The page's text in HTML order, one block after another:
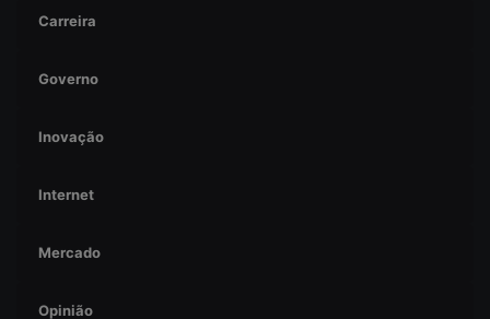
Carreira
Governo
Inovação
Internet
Mercado
Opinião